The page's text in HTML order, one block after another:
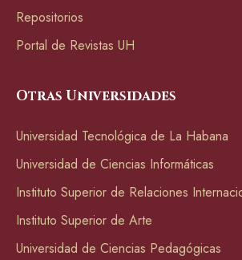
Repositorios
Portal de Revistas UH
Otras Universidades
Universidad Tecnológica de La Habana
Universidad de Ciencias Informáticas
Instituto Superior de Relaciones
Instituto Superior de Arte
Universidad de Ciencias Pedagógicas